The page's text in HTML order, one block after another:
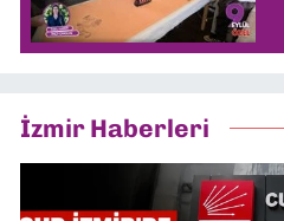
İzmir Haberleri